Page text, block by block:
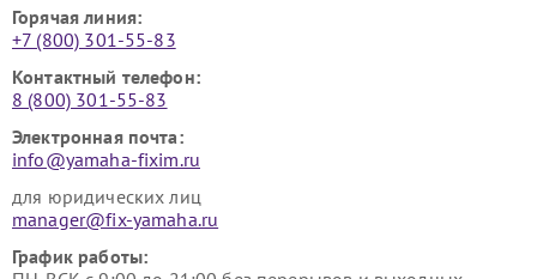
Горячая линия:
+7 (800) 301-55-83
Контактный телефон:
8 (800) 301-55-83
Электронная почта:
info@yamaha-fixim.ru
для юридических лиц
manager@fix-yamaha.ru
График работы: